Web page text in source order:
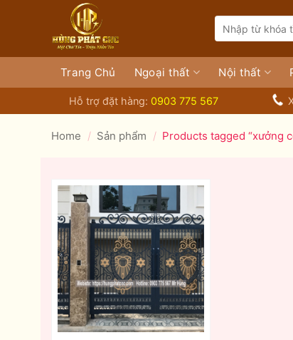
dung
for:
Trang Chủ Ngoại thất Nội thất
Hỗ trợ đặt hàng: 0903 775 567
Home / Sản phẩm / Products tagged “xưởng